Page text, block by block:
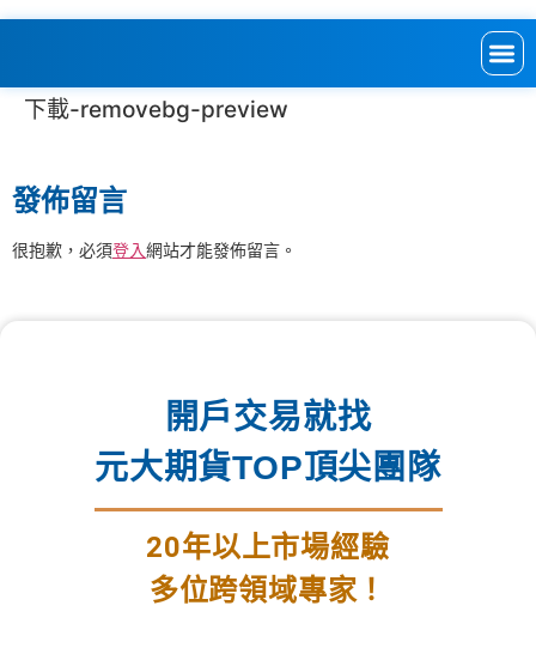
下載-removebg-preview
發佈留言
很抱歉，必須登入網站才能發佈留言。
開戶交易就找
元大期貨TOP頂尖團隊
20年以上市場經驗
多位跨領域專家！